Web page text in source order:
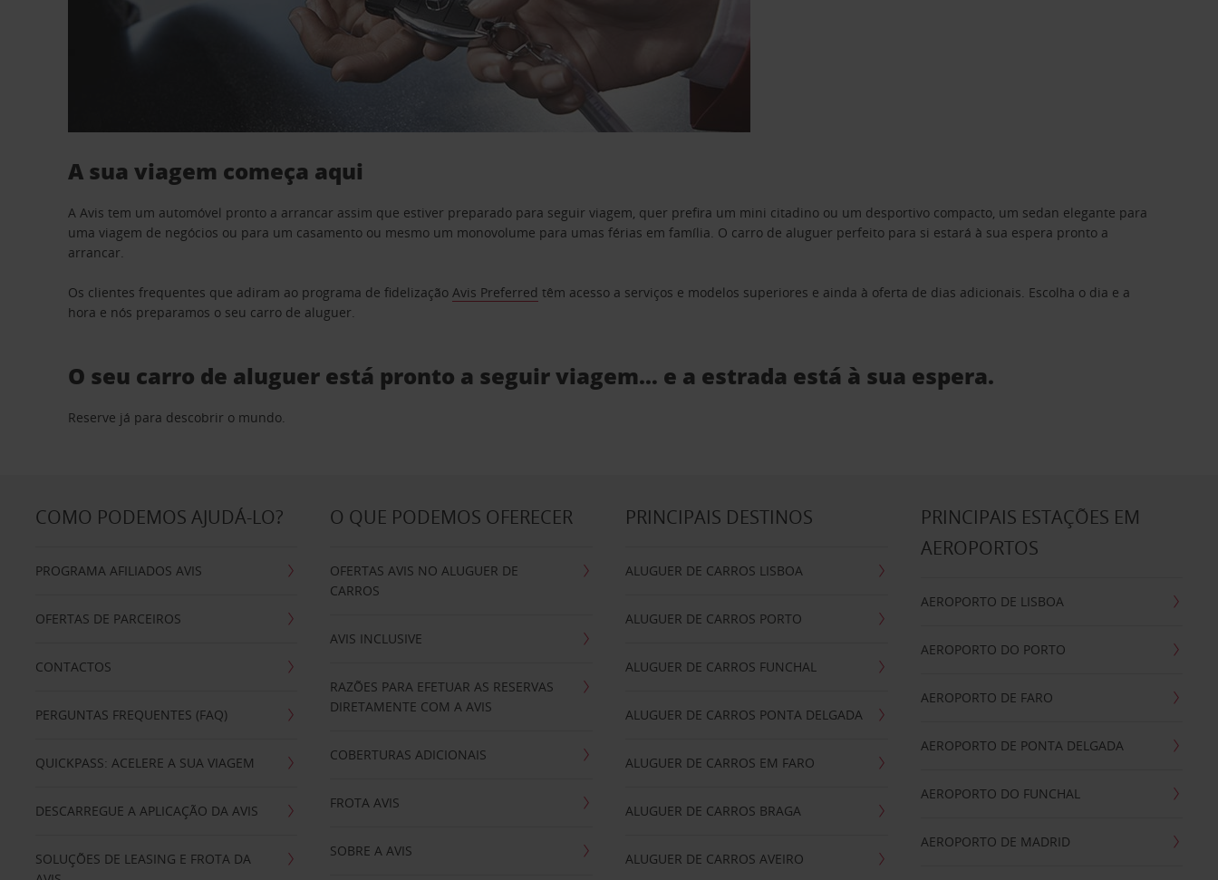
A sua viagem começa aqui
A Avis tem um automóvel pronto a arrancar assim que estiver preparado para seguir viagem, quer prefira um mini citadino ou um desportivo compacto, um sedan elegante para
uma viagem de negócios ou para um casamento ou mesmo um monovolume para umas férias em família. O carro de aluguer perfeito para si estará à sua espera pronto a
arrancar.
Os clientes frequentes que adiram ao programa de fidelizaçãoAvis Preferred têm acesso a serviços e modelos superiores e ainda à oferta de dias adicionais. Escolha o dia e a
hora e nós preparamos o seu carro de aluguer.
O seu carro de aluguer está pronto a seguir viagem… e a estrada está à sua espera.
Reserve já para descobrir o mundo.
COMO PODEMOS AJUDÁ-LO?
PROGRAMA AFILIADOS AVIS
OFERTAS DE PARCEIROS
CONTACTOS
PERGUNTAS FREQUENTES (FAQ)
QUICKPASS: ACELERE A SUA VIAGEM
DESCARREGUE A APLICAÇÃO DA AVIS
SOLUÇÕES DE LEASING E FROTA DA
O QUE PODEMOS OFERECER
OFERTAS AVIS NO ALUGUER DE
CARROS
AVIS INCLUSIVE
RAZÕES PARA EFETUAR AS RESERVAS
DIRETAMENTE COM A AVIS
COBERTURAS ADICIONAIS
FROTA AVIS
SOBRE A AVIS
PRINCIPAIS DESTINOS
ALUGUER DE CARROS LISBOA
ALUGUER DE CARROS PORTO
ALUGUER DE CARROS FUNCHAL
ALUGUER DE CARROS PONTA DELGADA
ALUGUER DE CARROS EM FARO
ALUGUER DE CARROS BRAGA
ALUGUER DE CARROS AVEIRO
PRINCIPAIS ESTAÇÕES EM
AEROPORTOS
AEROPORTO DE LISBOA
AEROPORTO DO PORTO
AEROPORTO DE FARO
AEROPORTO DE PONTA DELGADA
AEROPORTO DO FUNCHAL
AEROPORTO DE MADRID